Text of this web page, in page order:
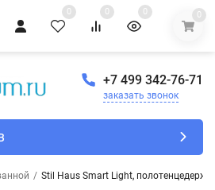
0 0 0 0
+7 499 342-76-71
заказать звонок
/ Stil Haus Smart Light,